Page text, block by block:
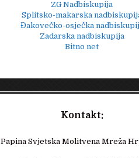
ZG Nadbiskupija
Splitsko-makarska
Đakovečko-osječka
Zadarska nadbiskupija
Bitno net
Kontakt:
Papina Svjetska Molitvena Mreža